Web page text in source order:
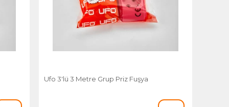
Ufo 3'lü 3 Metre Grup Priz Fuşya